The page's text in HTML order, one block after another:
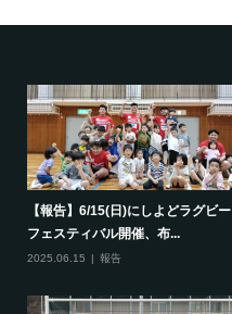
【報告】6/15(日)にしよどラグビー
フェスティバル開催、布...
2025.06.15 報告